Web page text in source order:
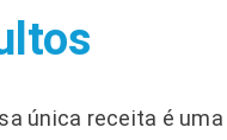
única receita é